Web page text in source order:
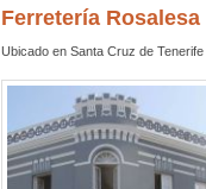
Ferretería Rosalesa
Ubicado en Santa Cruz de Tenerife